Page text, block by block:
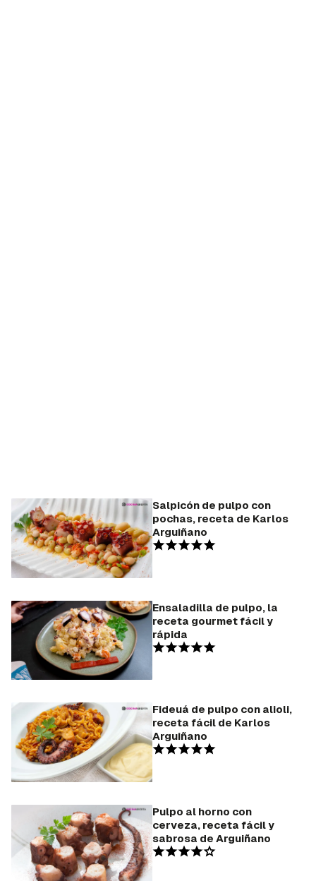
Salpicón de pulpo con
pochas, receta de Karlos
Arguiñano
Ensaladilla de pulpo, la
receta gourmet fácil y
rápida
Fideuá de pulpo con alioli,
receta fácil de Karlos
Arguiñano
Pulpo al horno con
cerveza, receta fácil y
sabrosa de Arguiñano